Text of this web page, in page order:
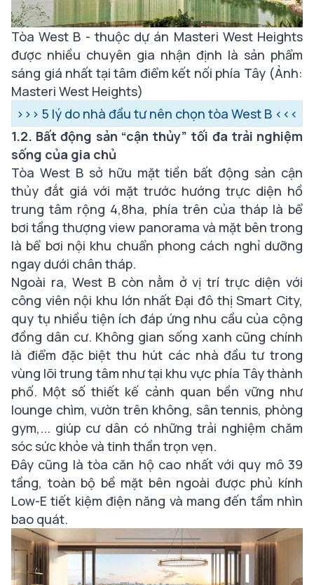
Tòa West B - thuộc dự án Masteri West Heights
được nhiều chuyên gia nhận định là sản phẩm
sáng giá nhất tại tâm điểm kết nối phía Tây (Ảnh:
Masteri West Heights)
>>> 5 lý do nhà đầu tư nên chọn tòa West B <<<
1.2. Bất động sản “cận thủy” tối đa trải nghiệm
sống của gia chủ
Tòa West B sở hữu mặt tiền bất động sản cận
thủy đắt giá với mặt trước hướng trực diện hồ
trung tâm rộng 4,8ha, phía trên của tháp là bể
bơi tầng thượng view panorama và mặt bên trong
là bể bơi nội khu chuẩn phong cách nghỉ dưỡng
ngay dưới chân tháp.
Ngoài ra, West B còn nằm ở vị trí trực diện với
công viên nội khu lớn nhất Đại đô thị Smart City,
quy tụ nhiều tiện ích đáp ứng nhu cầu của cộng
đồng dân cư. Không gian sống xanh cũng chính
là điểm đặc biệt thu hút các nhà đầu tư trong
vùng lõi trung tâm như tại khu vực phía Tây thành
phố. Một số thiết kế cảnh quan bền vững như
lounge chìm, vườn trên không, sân tennis, phòng
gym,... giúp cư dân có những trải nghiệm chăm
sóc sức khỏe và tinh thần trọn vẹn.
Đây cũng là tòa căn hộ cao nhất với quy mô 39
tầng, toàn bộ bề mặt bên ngoài được phủ kính
Low-E tiết kiệm điện năng và mang đến tầm nhìn
bao quát.